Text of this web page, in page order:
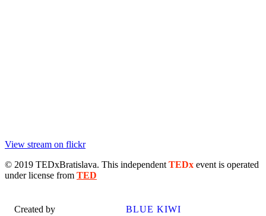
View stream on flickr
© 2019 TEDxBratislava. This independent TEDx event is operated
under license from TED
Created by BLUE KIWI